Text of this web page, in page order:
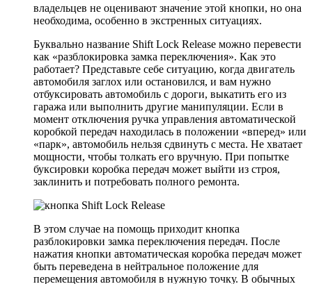
владельцев не оценивают значение этой кнопки, но она
необходима, особенно в экстренных ситуациях.
Буквально название Shift Lock Release можно перевести
как «разблокировка замка переключения». Как это
работает? Представьте себе ситуацию, когда двигатель
автомобиля заглох или остановился, и вам нужно
отбуксировать автомобиль с дороги, выкатить его из
гаража или выполнить другие манипуляции. Если в
момент отключения ручка управления автоматической
коробкой передач находилась в положении «вперед» или
«парк», автомобиль нельзя сдвинуть с места. Не хватает
мощности, чтобы толкать его вручную. При попытке
буксировки коробка передач может выйти из строя,
заклинить и потребовать полного ремонта.
В этом случае на помощь приходит кнопка
разблокировки замка переключения передач. После
нажатия кнопки автоматическая коробка передач может
быть переведена в нейтральное положение для
перемещения автомобиля в нужную точку. В обычных